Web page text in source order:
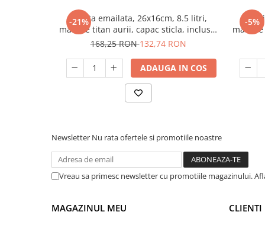
-21%
Cratita emailata, 26x16cm, 8.5 litri,
manere titan aurii, capac sticla, inclusiv
inductie, Goldmann, bej
168,25 RON132,74 RON
ADAUGA IN COS
-5%
Newsletter Nu rata ofertele si promotiile noastre
Vreau sa primesc newsletter cu promotiile magazinului.
MAGAZINUL MEU CLIENTI